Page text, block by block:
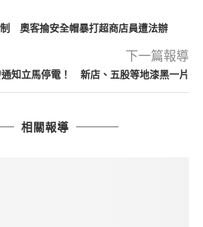
奧客掄安全帽暴打超商店員遭法辦
下一篇報導
知立馬停電！ 新店、五股等地漆黑一片
相關報導